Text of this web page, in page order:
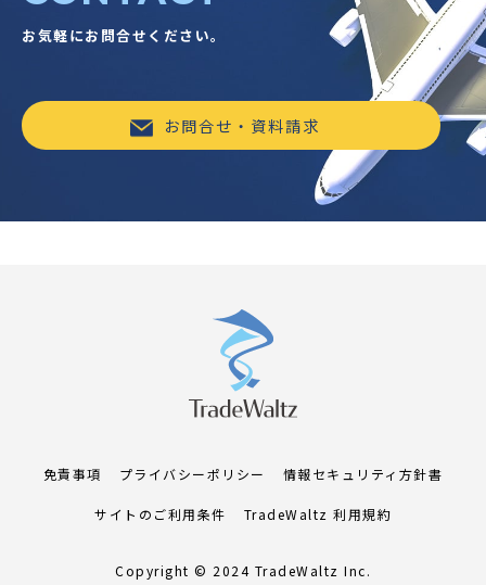
お気軽にお問合せください。
お問合せ・資料請求
免責事項 プライバシーポリシー 情報セキュリティ方針書
サイトのご利用条件 TradeWaltz 利用規約
Copyright © 2024 TradeWaltz Inc.